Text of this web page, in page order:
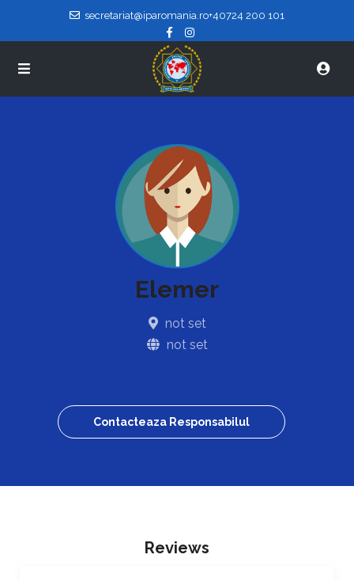
secretariat@iparomania.ro+40724 200 101
Elemer
not set
not set
Contacteaza Responsabilul
Reviews